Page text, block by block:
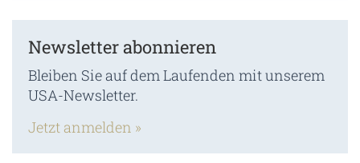
Newsletter abonnieren
Bleiben Sie auf dem Laufenden mit unserem
USA-Newsletter.
Jetzt anmelden »